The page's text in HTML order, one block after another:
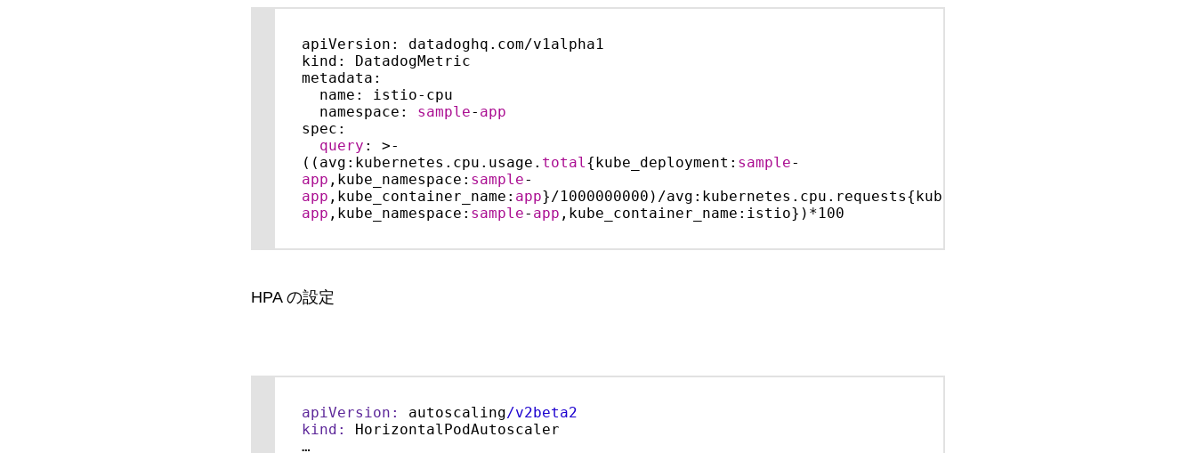
apiVersion: datadoghq.com/v1alpha1
kind: DatadogMetric
metadata:
  namespace:
sample- app
spec:
query : >-
((avg:kubernetes.cpu.usage. total {kube_deployment: sample-
app ,kube_namespace: sample-
app ,kube_container_name: app}/1000000000)/avg:kubernetes.cpu.requests{kube_deployment:
app ,kube_namespace: sample- app ,kube_container_name:istio})*100
HPA の設定
apiVersion: autoscaling/v2beta2
kind:
HorizontalPodAutoscaler